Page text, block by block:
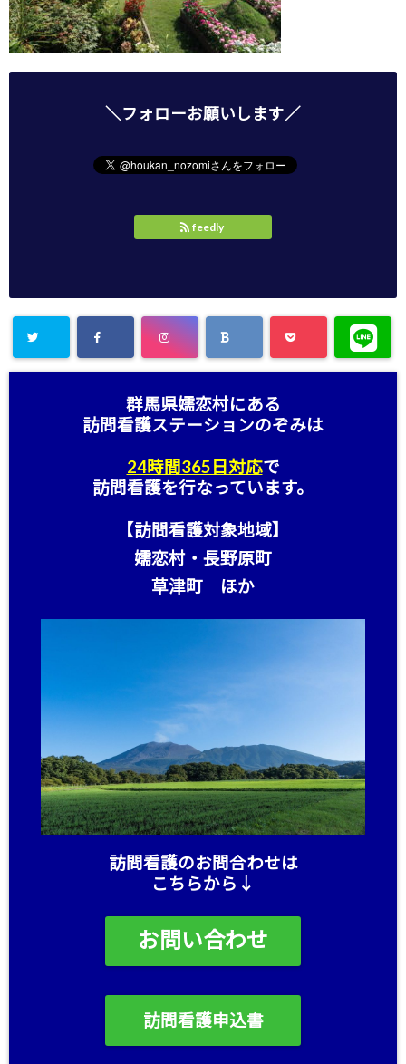
＼フォローお願いします／
feedly
群馬県嬬恋村にある
訪問看護ステーションのぞみは
24時間365日対応で
訪問看護を行なっています。
【訪問看護対象地域】
嬬恋村・長野原町
草津町 ほか
訪問看護のお問合わせは
こちらから↓
お問い合わせ
訪問看護申込書